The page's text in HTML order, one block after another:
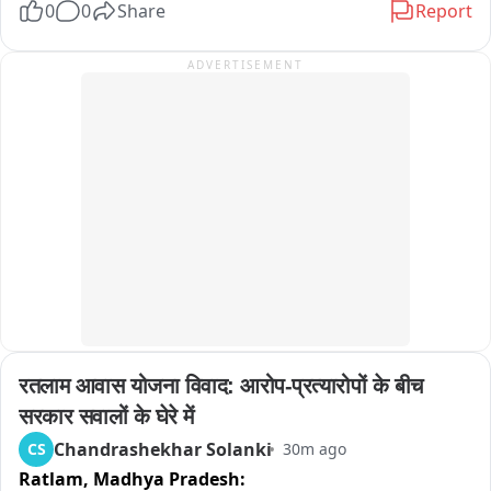
कड़ी मशक्कत के बावजूद मार्ग को खोला नहीं जा सका है। पहाड़ी से रह-
दिक्कतों का सामना करना पड़ रहा है।
0 0 Share Report
ADVERTISEMENT
रतलाम आवास योजना विवाद: आरोप-प्रत्यारोपों के बीच
सरकार सवालों के घेरे में
CS Chandrashekhar Solanki 30m ago
Ratlam, Madhya Pradesh: